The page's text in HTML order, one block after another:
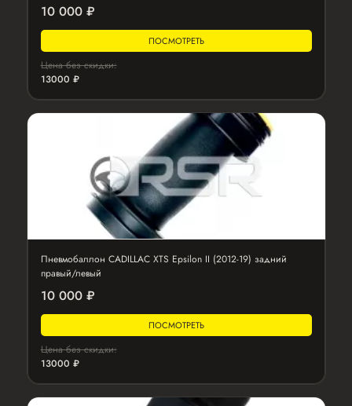
10 000 ₽
ПОСМОТРЕТЬ
Цена без скидки:
13000 ₽
Пневмобаллон CADILLAC XTS Epsilon II (2012-19) задний
правый/левый
10 000 ₽
ПОСМОТРЕТЬ
Цена без скидки:
13000 ₽